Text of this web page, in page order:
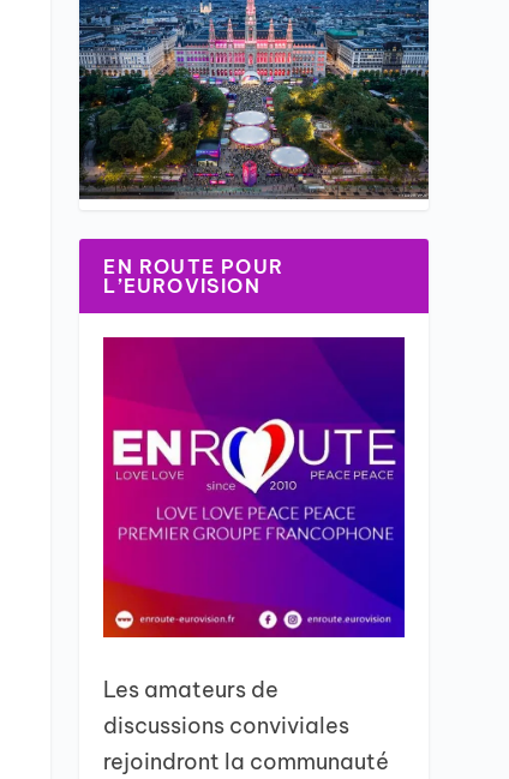
EN ROUTE POUR
L’EUROVISION
Les amateurs de
discussions conviviales
rejoindront la communauté